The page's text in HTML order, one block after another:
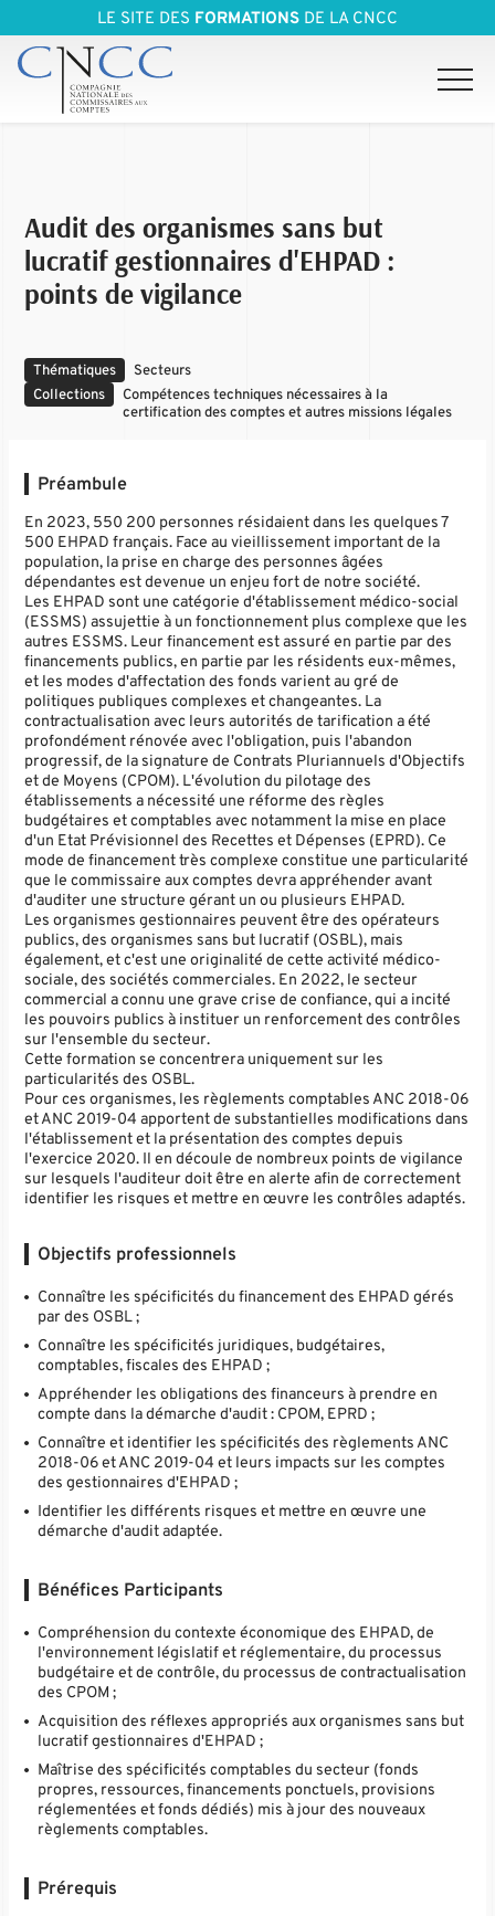
LE SITE DES FORMATIONS DE LA CNCC
Audit des organismes sans but
lucratif gestionnaires d'EHPAD :
points de vigilance
Thématiques
Secteurs
Collections
Compétences techniques nécessaires à la
certification des comptes et autres missions légales
Préambule
En 2023, 550 200 personnes résidaient dans les quelques 7
500 EHPAD français. Face au vieillissement important de la
population, la prise en charge des personnes âgées
dépendantes est devenue un enjeu fort de notre société.
Les EHPAD sont une catégorie d'établissement médico-social
(ESSMS) assujettie à un fonctionnement plus complexe que les
autres ESSMS. Leur financement est assuré en partie par des
financements publics, en partie par les résidents eux-mêmes,
et les modes d'affectation des fonds varient au gré de
politiques publiques complexes et changeantes. La
contractualisation avec leurs autorités de tarification a été
profondément rénovée avec l'obligation, puis l'abandon
progressif, de la signature de Contrats Pluriannuels d'Objectifs
et de Moyens (CPOM). L'évolution du pilotage des
établissements a nécessité une réforme des règles
budgétaires et comptables avec notamment la mise en place
d'un Etat Prévisionnel des Recettes et Dépenses (EPRD). Ce
mode de financement très complexe constitue une particularité
que le commissaire aux comptes devra appréhender avant
d'auditer une structure gérant un ou plusieurs EHPAD.
Les organismes gestionnaires peuvent être des opérateurs
publics, des organismes sans but lucratif (OSBL), mais
également, et c'est une originalité de cette activité médico-
sociale, des sociétés commerciales. En 2022, le secteur
commercial a connu une grave crise de confiance, qui a incité
les pouvoirs publics à instituer un renforcement des contrôles
sur l'ensemble du secteur.
Cette formation se concentrera uniquement sur les
particularités des OSBL.
Pour ces organismes, les règlements comptables ANC 2018-06
et ANC 2019-04 apportent de substantielles modifications dans
l'établissement et la présentation des comptes depuis
l'exercice 2020. Il en découle de nombreux points de vigilance
sur lesquels l'auditeur doit être en alerte afin de correctement
identifier les risques et mettre en œuvre les contrôles adaptés.
Objectifs professionnels
Connaître les spécificités du financement des EHPAD gérés
par des OSBL ;
Connaître les spécificités juridiques, budgétaires,
comptables, fiscales des EHPAD ;
Appréhender les obligations des financeurs à prendre en
compte dans la démarche d'audit : CPOM, EPRD ;
Connaître et identifier les spécificités des règlements ANC
2018-06 et ANC 2019-04 et leurs impacts sur les comptes
des gestionnaires d'EHPAD ;
Identifier les différents risques et mettre en œuvre une
démarche d'audit adaptée.
Bénéfices Participants
Compréhension du contexte économique des EHPAD, de
l'environnement législatif et réglementaire, du processus
budgétaire et de contrôle, du processus de contractualisation
des CPOM ;
Acquisition des réflexes appropriés aux organismes sans but
lucratif gestionnaires d'EHPAD ;
Maîtrise des spécificités comptables du secteur (fonds
propres, ressources, financements ponctuels, provisions
réglementées et fonds dédiés) mis à jour des nouveaux
règlements comptables.
Prérequis